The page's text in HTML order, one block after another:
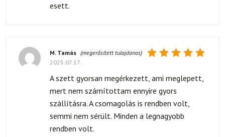
esett.
5/ 5
M. Tamás (megerősített tulajdonos)
2025.07.17.
A szett gyorsan megérkezett, ami meglepett,
mert nem számítottam ennyire gyors
szállításra. A csomagolás is rendben volt,
semmi nem sérült. Minden a legnagyobb
rendben volt.